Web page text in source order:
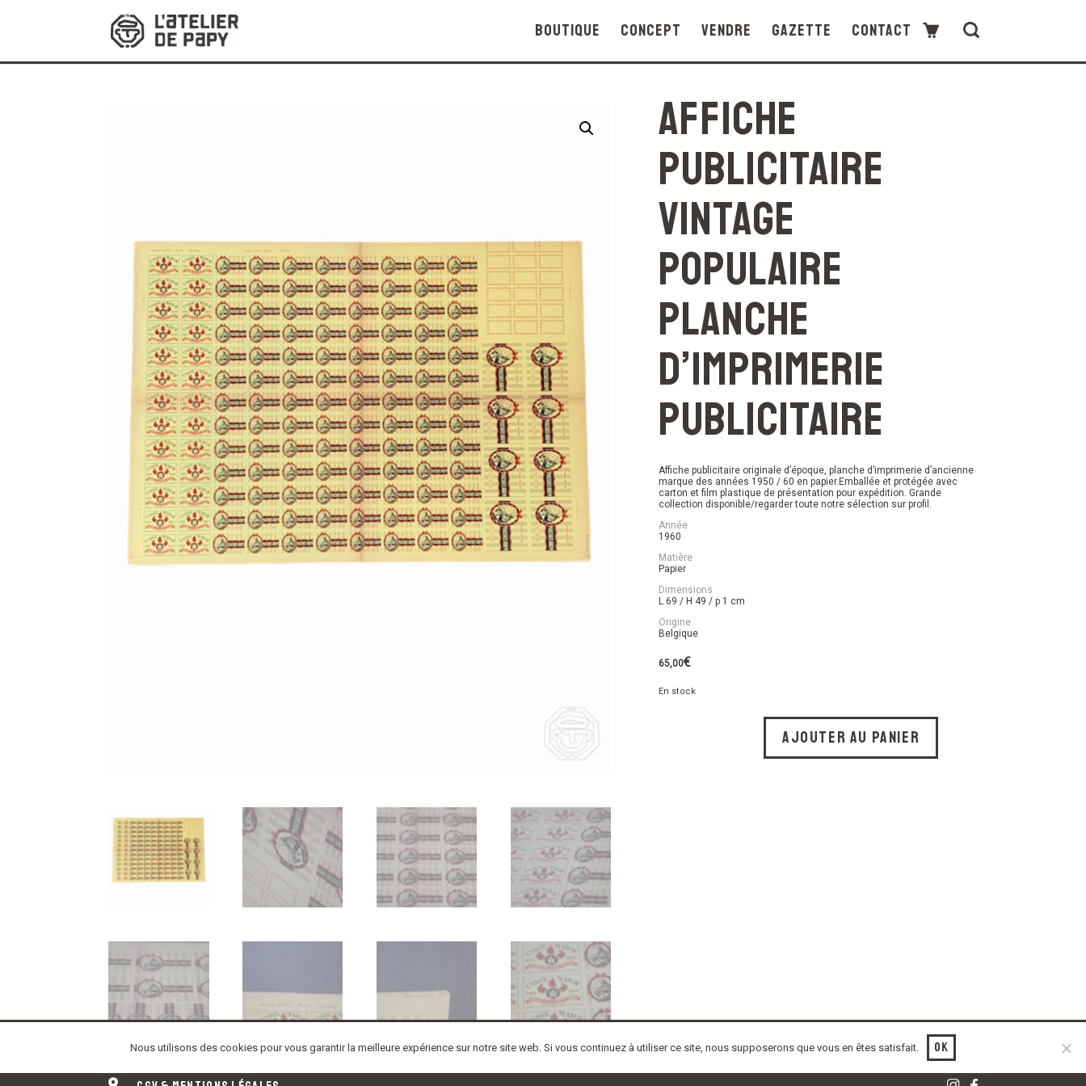
Boutique Concept Vendre Gazette Contact
Affiche
publicitaire
vintage
populaire
planche
d’imprimerie
publicitaire
Affiche publicitaire originale d’époque, planche d’imprimerie d’ancienne
marque des années 1950 / 60 en papier.Emballée et protégée avec
carton et film plastique de présentation pour expédition. Grande
collection disponible/regarder toute notre sélection sur profil.
Année
1960
Matière
Papier
Dimensions
L 69 / H 49 / p 1 cm
Origine
Belgique
65,00€
En stock
Ajouter au panier
Nous utilisons des cookies pour vous garantir la meilleure expérience sur notre site web. Si vous continuez à utiliser ce site, nous supposerons que vous en êtes satisfait. Ok